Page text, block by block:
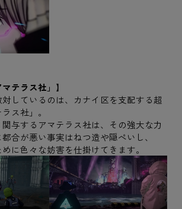
テラス社」】
しているのは、カナイ区を支配する超
ス社」。
与するアマテラス社は、その強大な力
合が悪い事実はねつ造や隠ぺいし、
に色々な妨害を仕掛けてきます。